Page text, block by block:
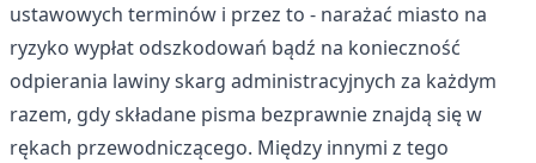
ustawowych terminów i przez to - narażać miasto na
ryzyko wypłat odszkodowań bądź na konieczność
odpierania lawiny skarg administracyjnych za każdym
razem, gdy składane pisma bezprawnie znajdą się w
rękach przewodniczącego. Między innymi z tego